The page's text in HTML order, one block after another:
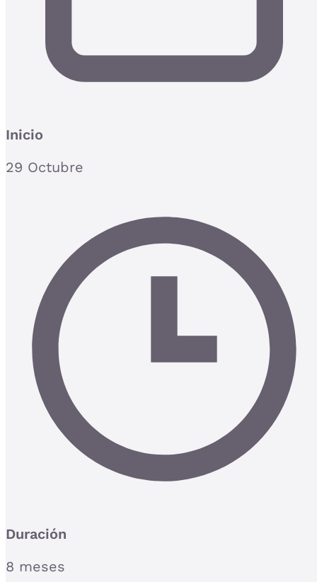
Inicio
29 Octubre
Duración
8 meses